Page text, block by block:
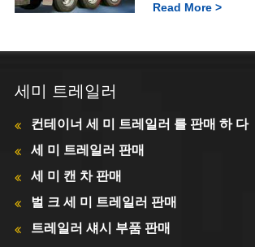
Read More >
세미 트레일러
컨테이너 세 미 트레일러 를 판매 하 다
세 미 트레일러 판매
세 미 캔 차 판매
벌 크 세 미 트레일러 판매
트레일러 섀시 부품 판매